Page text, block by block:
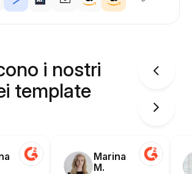
i nostri
template
Marina
M.